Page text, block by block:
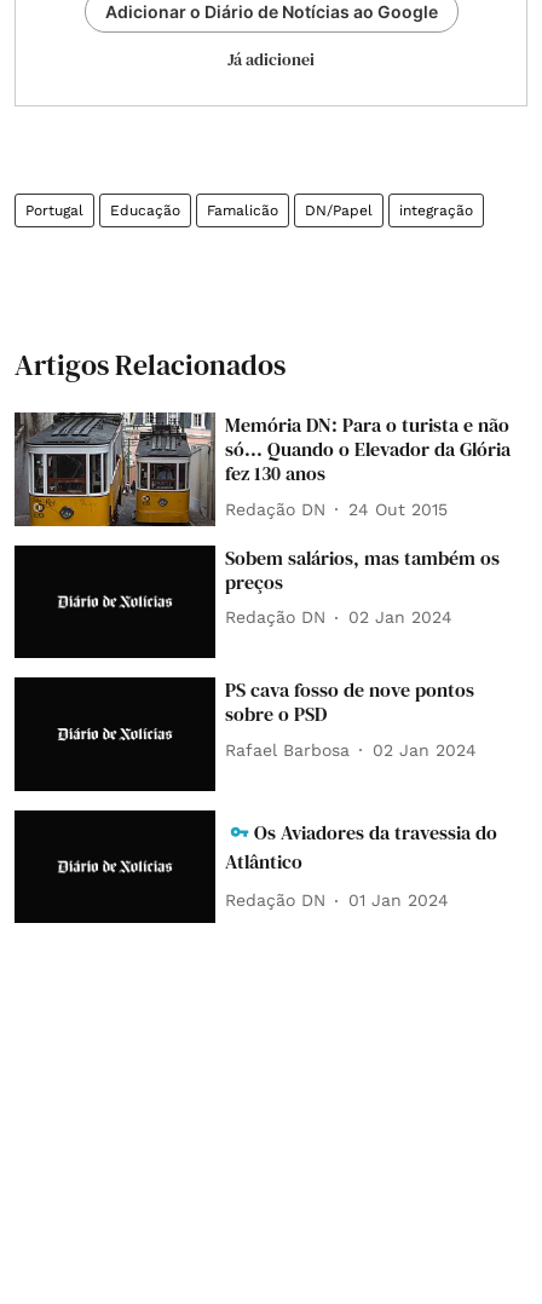
Adicionar o Diário de Notícias ao Google
Já adicionei
Portugal Educação Famalicão DN/Papel integração
Artigos Relacionados
Memória DN: Para o turista e não
só... Quando o Elevador da Glória
fez 130 anos
Redação DN 24 Out 2015
Sobem salários, mas também os
preços
Redação DN 02 Jan 2024
PS cava fosso de nove pontos
sobre o PSD
Rafael Barbosa 02 Jan 2024
Os Aviadores da travessia do
Atlântico
Redação DN 01 Jan 2024